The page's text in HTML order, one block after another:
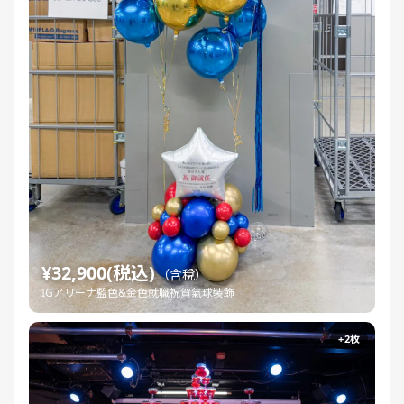
¥32,900(税込)（含稅）
IGアリーナ藍色&金色就職祝賀氣球裝飾
+2枚